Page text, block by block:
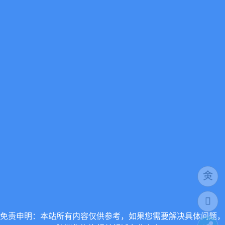
免责申明：本站所有内容仅供参考，如果您需要解决具体问题，